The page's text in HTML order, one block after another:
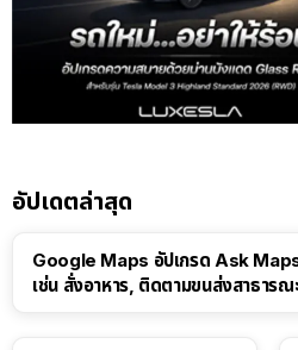
อัปเดตล่าสุด
Google Maps อัปเกรด Ask
เช่น สั่งอาหาร, ติดตามขนส่งสาธารณ